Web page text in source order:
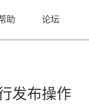
助 论坛
发布操作